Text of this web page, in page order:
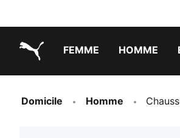
FEMME HOMME
Domicile Homme